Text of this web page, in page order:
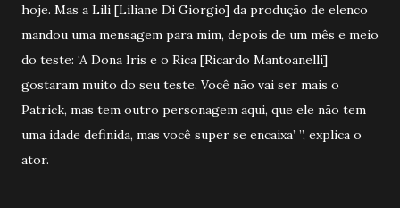
hoje. Mas a Lili [Liliane Di Giorgio] da produção de elenco
mandou uma mensagem para mim, depois de um mês e meio
do teste: ‘A Dona Iris e o Rica [Ricardo Mantoanelli]
gostaram muito do seu teste. Você não vai ser mais o
Patrick, mas tem outro personagem aqui, que ele não tem
uma idade definida, mas você super se encaixa’ ”, explica o
ator.